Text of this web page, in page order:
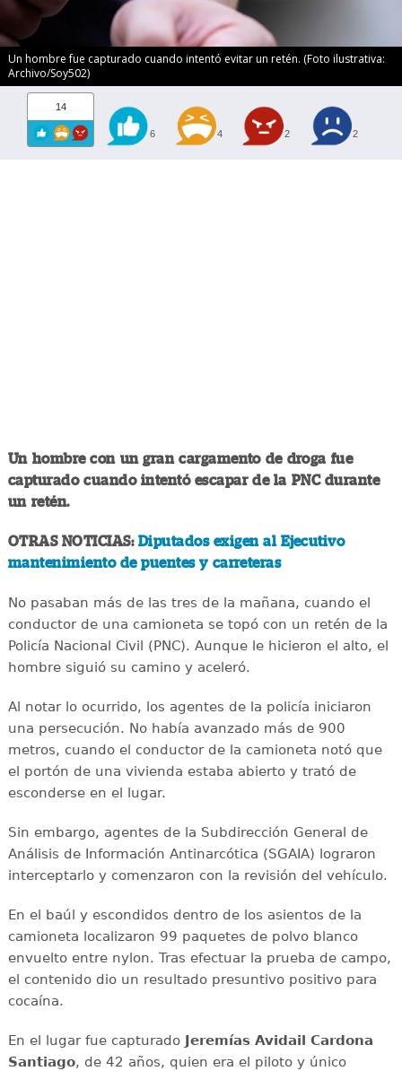
Un hombre fue capturado cuando intentó evitar un retén. (Foto ilustrativa:
Archivo/Soy502)
14
6 4 2 2
Un hombre con un gran cargamento de droga fue
capturado cuando intentó escapar de la PNC durante
un retén.
OTRAS NOTICIAS: Diputados exigen al Ejecutivo
mantenimiento de puentes y carreteras
No pasaban más de las tres de la mañana, cuando el
conductor de una camioneta se topó con un retén de la
Policía Nacional Civil (PNC). Aunque le hicieron el alto, el
hombre siguió su camino y aceleró.
Al notar lo ocurrido, los agentes de la policía iniciaron
una persecución. No había avanzado más de 900
metros, cuando el conductor de la camioneta notó que
el portón de una vivienda estaba abierto y trató de
esconderse en el lugar.
Sin embargo, agentes de la Subdirección General de
Análisis de Información Antinarcótica (SGAIA) lograron
interceptarlo y comenzaron con la revisión del vehículo.
En el baúl y escondidos dentro de los asientos de la
camioneta localizaron 99 paquetes de polvo blanco
envuelto entre nylon. Tras efectuar la prueba de campo,
el contenido dio un resultado presuntivo positivo para
cocaína.
En el lugar fue capturado Jeremías Avidail Cardona
Santiago, de 42 años, quien era el piloto y único